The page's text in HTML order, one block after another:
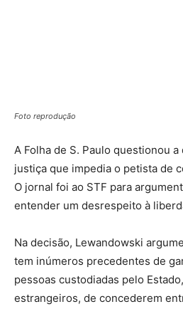
Foto reprodução
A Folha de S. Paulo questionou
justiça que impedia o petista de
O jornal foi ao STF para
entender um desrespeito à
Na decisão, Lewandowski
tem inúmeros precedentes de
pessoas custodiadas pelo
estrangeiros, de concederem